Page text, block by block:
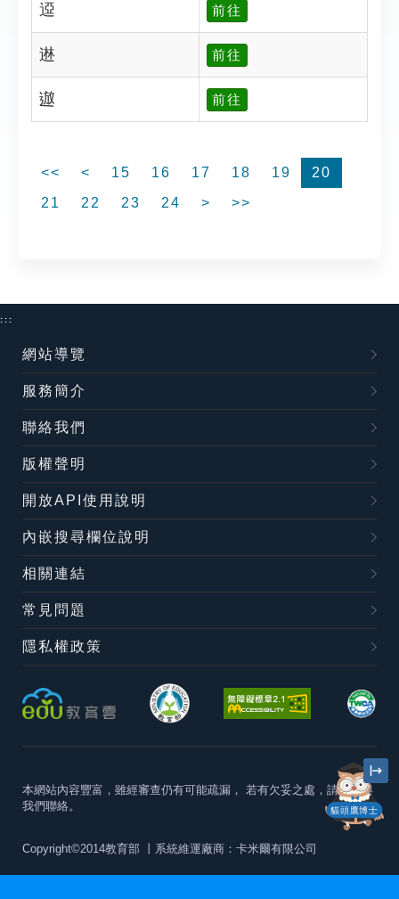
䢝 前往
䢞 前往
䢟 前往
<< < 15 16 17 18 19
20
21
22 23 24 > >>
貓頭鷹博士
:::
網站導覽
服務簡介
聯絡我們
版權聲明
開放API使用說明
內嵌搜尋欄位說明
相關連結
常見問題
隱私權政策
本網站內容豐富，雖經審查仍有可能疏漏， 若有欠妥之處，請隨時與
我們聯絡。
Copyright©2014教育部 丨系統維運廠商：卡米爾有限公司